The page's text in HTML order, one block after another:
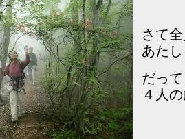
さて
あた
だって
４人